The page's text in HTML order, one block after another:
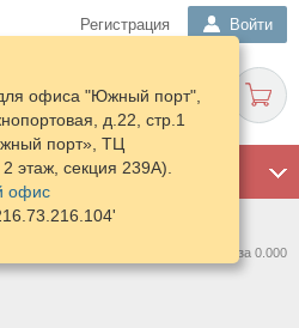
Регистрация Войти
офиса "Южный порт",
д.22, стр.1
порт», ТЦ
этаж, секция 239А).
офис
Нашлось предложений: 0 за 0.000